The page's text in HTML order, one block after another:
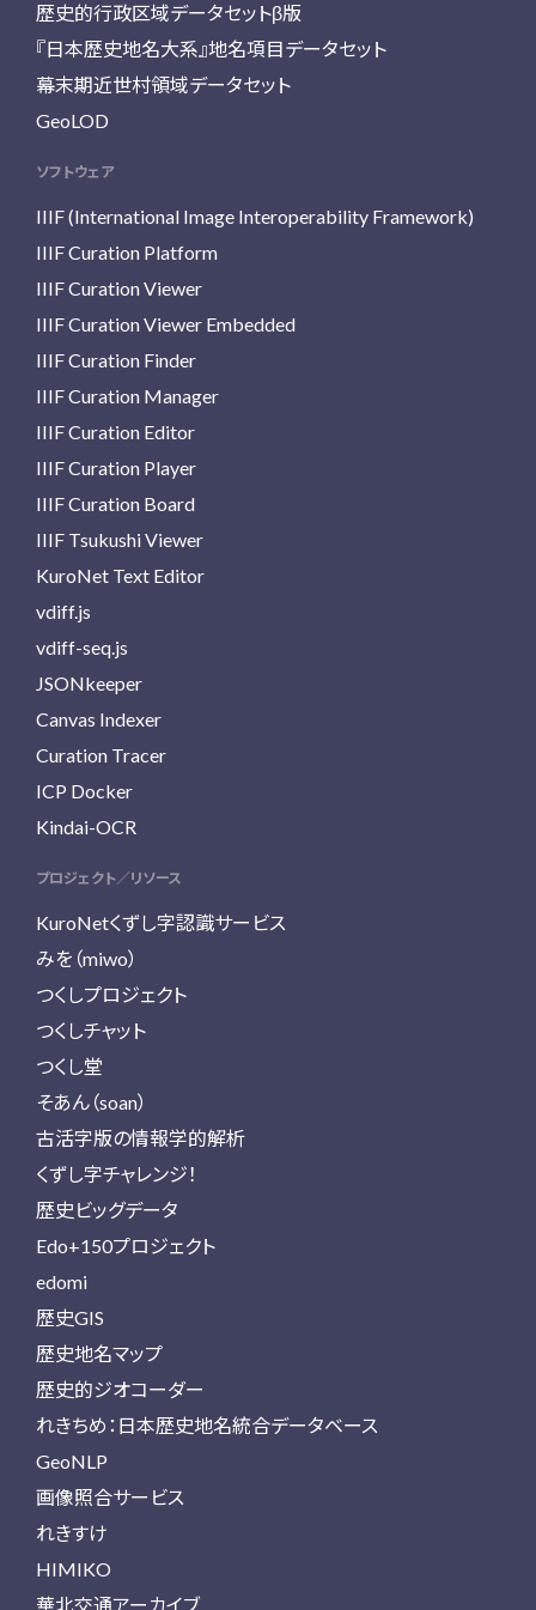
歴史的行政区域データセットβ版
『日本歴史地名大系』地名項目データセット
幕末期近世村領域データセット
GeoLOD
ソフトウェア
IIIF (International Image Interoperability Framework)
IIIF Curation Platform
IIIF Curation Viewer
IIIF Curation Viewer Embedded
IIIF Curation Finder
IIIF Curation Manager
IIIF Curation Editor
IIIF Curation Player
IIIF Curation Board
IIIF Tsukushi Viewer
KuroNet Text Editor
vdiff.js
vdiff-seq.js
JSONkeeper
Canvas Indexer
Curation Tracer
ICP Docker
Kindai-OCR
プロジェクト／リソース
KuroNetくずし字認識サービス
みを（miwo）
つくしプロジェクト
つくしチャット
つくし堂
そあん（soan）
古活字版の情報学的解析
くずし字チャレンジ！
歴史ビッグデータ
Edo+150プロジェクト
edomi
歴史GIS
歴史地名マップ
歴史的ジオコーダー
れきちめ：日本歴史地名統合データベース
GeoNLP
画像照合サービス
れきすけ
HIMIKO
華北交通アーカイブ